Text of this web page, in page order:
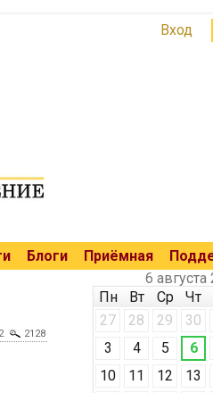
Вход
Блоги Приёмная
2 2128
6 августа
Пн
Вт Ср Чт
27
28 29 30
3
4 5 6
10
11 12 13